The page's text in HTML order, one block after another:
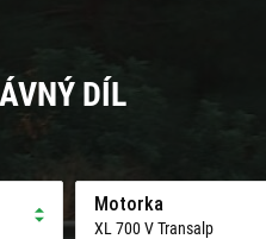
DÍL
Motorka
XL 700 V Transalp